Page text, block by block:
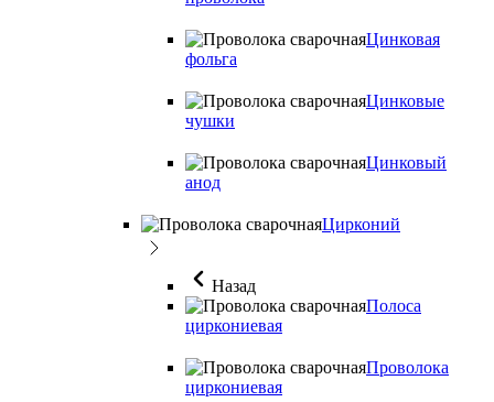
Цинковая
фольга
Цинковые
чушки
Цинковый
анод
Цирконий
Назад
Полоса
циркониевая
Проволока
циркониевая